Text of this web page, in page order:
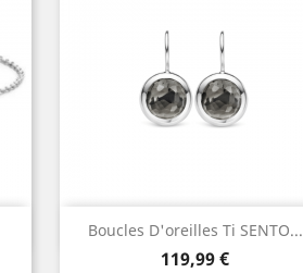
Boucles D'oreilles Ti SENTO...
Prix
119,99 €
 Aperçu rapide